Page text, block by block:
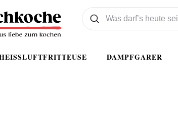
DAMPFGARER
Was wollen Sie suchen
Suchen